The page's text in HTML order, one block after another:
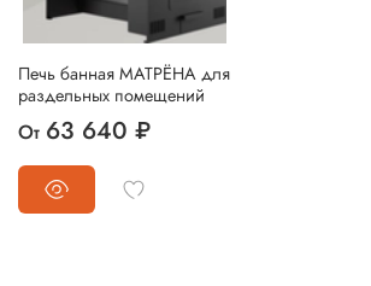
Печь банная МАТРЁНА для
раздельных помещений
От 63 640 ₽